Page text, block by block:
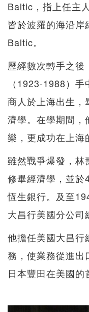
Baltic，指上任主
皆於波羅的海沿
Baltic。
歷經數次轉手之
（1923-1988）
商人於上海出生，
濟學。在學期間，
樂，更成功在上海
雖然戰爭爆發，林
修畢經濟學，並於
恆生銀行。及至
大昌行美國分公司
他擔任美國大昌行
務，使業務從進出
日本豐田在美國的